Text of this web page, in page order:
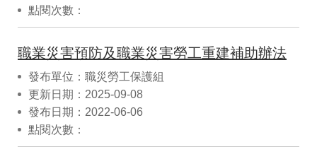
點閱次數：
職業災害預防及職業災害勞工重建補助辦法
發布單位：職災勞工保護組
更新日期：2025-09-08
發布日期：2022-06-06
點閱次數：